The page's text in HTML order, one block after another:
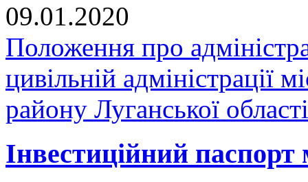
09.01.2020
Положення про
цивільній адміністрації
району Луганської області
Інвестиційний